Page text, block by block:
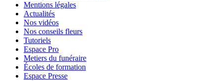
Mentions légales
Actualités
Nos vidéos
Nos conseils fleurs
Tutoriels
Espace Pro
Metiers du funéraire
Écoles de formation
Espace Presse